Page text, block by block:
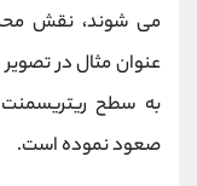
می شوند، نقش
عنوان مثال در
صعود نموده است.